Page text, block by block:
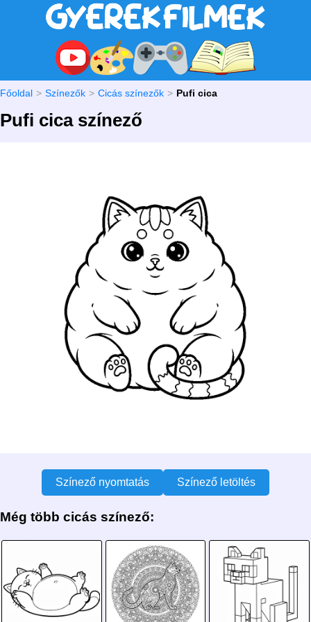
Főoldal Színezők Cicás színezők Pufi cica
Pufi cica színező
Színező nyomtatás Színező letöltés
Még több cicás színező: